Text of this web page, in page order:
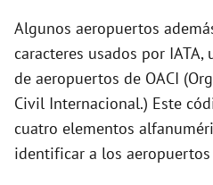
Algunos aeropuertos
caracteres usados por
de aeropuertos de OACI
Civil Internacional.) Este
cuatro elementos
identificar a los